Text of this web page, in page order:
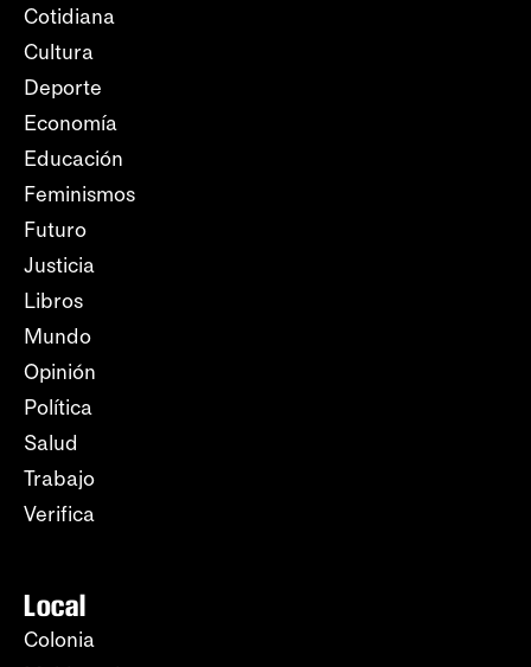
Cotidiana
Cultura
Deporte
Economía
Educación
Feminismos
Futuro
Justicia
Libros
Mundo
Opinión
Política
Salud
Trabajo
Verifica
Local
Colonia